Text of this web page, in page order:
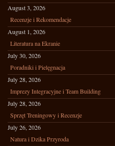
August 3, 2026
Recenzje i Rekomendacje
August 1, 2026
Literatura na Ekranie
July 30, 2026
Poradniki i Pielęgnacja
July 28, 2026
Imprezy Integracyjne i Team Building
July 28, 2026
Sprzęt Treningowy i Recenzje
July 26, 2026
Natura i Dzika Przyroda